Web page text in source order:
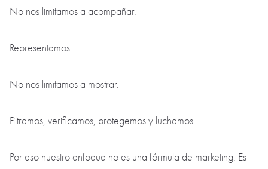
Para nosotros, el cliente es una persona cuyo objetivo
Podemos disuadirle de una compra si el inmueble no encaja.
decisión sería equivocada. Podemos negociar con firmeza